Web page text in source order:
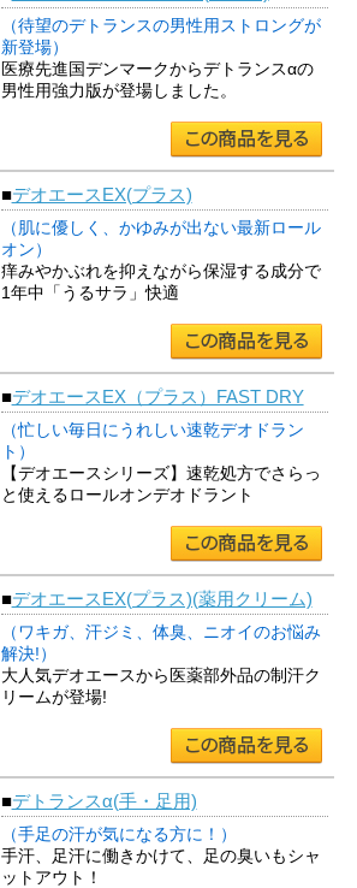
（待望のデトランスの男性用ストロングが
新登場）
医療先進国デンマークからデトランスαの
男性用強力版が登場しました。
■デオエースEX(プラス)
（肌に優しく、かゆみが出ない最新ロール
オン）
痒みやかぶれを抑えながら保湿する成分で
1年中「うるサラ」快適
■デオエースEX（プラス）FAST DRY
（忙しい毎日にうれしい速乾デオドラン
ト）
【デオエースシリーズ】速乾処方でさらっ
と使えるロールオンデオドラント
■デオエースEX(プラス)(薬用クリーム)
（ワキガ、汗ジミ、体臭、ニオイのお悩み
解決!）
大人気デオエースから医薬部外品の制汗ク
リームが登場!
■デトランスα(手・足用)
（手足の汗が気になる方に！）
手汗、足汗に働きかけて、足の臭いもシャ
ットアウト！